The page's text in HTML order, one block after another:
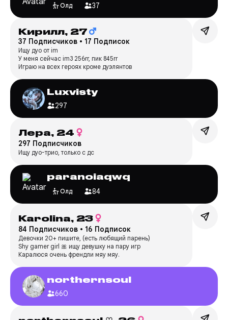
Олд 37
Кирилл, 27
37 Подписчиков • 17 Подписок
Ищу дуо от im
У меня сейчас im3 256rr, пик 845rr
Играю на всех героях кроме дуэлянтов
Luxvisty
297
Лера, 24
297 Подписчиков
Ищу дуо-трио, только с дс
paranoiaqwq
Олд 84
Karolina, 23
84 Подписчиков • 16 Подписок
Девочки 20+ пишите, (есть любящий парень)
Shy gamer girl 🎀 ищу девушку на пару игр
Каралюся очень френдли мяу мяу.
northernsoul
660